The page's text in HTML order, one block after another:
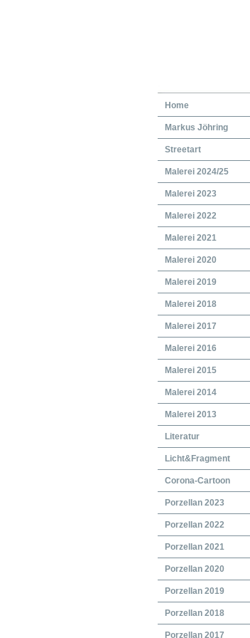
Home
Markus Jöhring
Streetart
Malerei 2024/25
Malerei 2023
Malerei 2022
Malerei 2021
Malerei 2020
Malerei 2019
Malerei 2018
Malerei 2017
Malerei 2016
Malerei 2015
Malerei 2014
Malerei 2013
Literatur
Licht&Fragment
Corona-Cartoon
Porzellan 2023
Porzellan 2022
Porzellan 2021
Porzellan 2020
Porzellan 2019
Porzellan 2018
Porzellan 2017